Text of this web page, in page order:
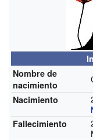
Nombre de
nacimiento
Nacimiento
Fallecimiento